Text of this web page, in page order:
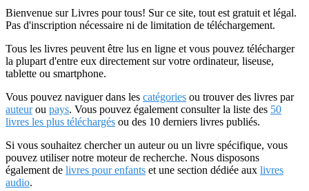
Bienvenue sur Livres pour tous! Sur ce site, tout est gratuit et légal.
Pas d'inscription nécessaire ni de limitation de téléchargement.
Tous les livres peuvent être lus en ligne et vous pouvez télécharger
la plupart d'entre eux directement sur votre ordinateur, liseuse,
tablette ou smartphone.
Vous pouvez naviguer dans les catégories ou trouver des livres par
auteurou pays. Vous pouvez également consulter la liste des 50
livres les plus téléchargés ou des 10 derniers livres publiés.
Si vous souhaitez chercher un auteur ou un livre spécifique, vous
pouvez utiliser notre moteur de recherche. Nous disposons
également de livres pour enfants et une section dédiée aux livres
audio.